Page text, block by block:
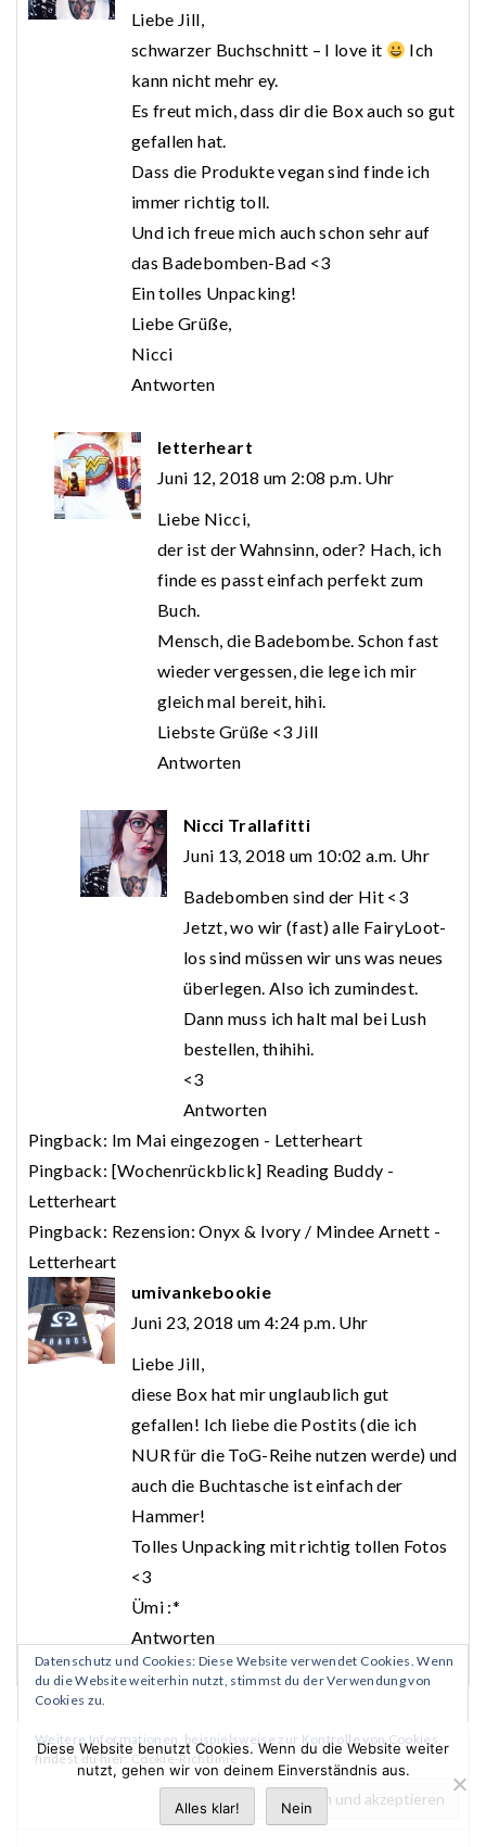
Liebe Jill,
schwarzer Buchschnitt – I love it
Ich
kann nicht mehr ey.
Es freut mich, dass dir die Box auch so gut
gefallen hat.
Dass die Produkte vegan sind finde ich
immer richtig toll.
Und ich freue mich auch schon sehr auf
das Badebomben-Bad <3
Ein tolles Unpacking!
Liebe Grüße,
Nicci
Antworten
letterheart
Juni 12, 2018 um 2:08 p.m. Uhr
Liebe Nicci,
der ist der Wahnsinn, oder? Hach, ich
finde es passt einfach perfekt zum
Buch.
Mensch, die Badebombe. Schon fast
wieder vergessen, die lege ich mir
gleich mal bereit, hihi.
Liebste Grüße <3 Jill
Antworten
Nicci Trallafitti
Juni 13, 2018 um 10:02 a.m. Uhr
Badebomben sind der Hit <3
Jetzt, wo wir (fast) alle FairyLoot-
los sind müssen wir uns was neues
überlegen. Also ich zumindest.
Dann muss ich halt mal bei Lush
bestellen, thihihi.
<3
Antworten
Pingback: Im Mai eingezogen - Letterheart
Pingback: [Wochenrückblick] Reading Buddy -
Letterheart
Pingback: Rezension: Onyx & Ivory / Mindee Arnett -
Letterheart
umivankebookie
Juni 23, 2018 um 4:24 p.m. Uhr
Liebe Jill,
diese Box hat mir unglaublich gut
gefallen! Ich liebe die Postits (die ich
NUR für die ToG-Reihe nutzen werde) und
auch die Buchtasche ist einfach der
Hammer!
Tolles Unpacking mit richtig tollen Fotos
<3
Ümi :*
Antworten
Kommentar verfassen
Datenschutz und Cookies: Diese Website verwendet Cookies. Wenn
du die Website weiterhin nutzt, stimmst du der Verwendung von
Cookies zu.
Weitere Informationen, beispielsweise zur Kontrolle von Cookies,
findest du hier:Cookie-Richtlinie
Diese Website benutzt Cookies. Wenn du die Website weiter
nutzt, gehen wir von deinem Einverständnis aus.
Alles klar! Nein